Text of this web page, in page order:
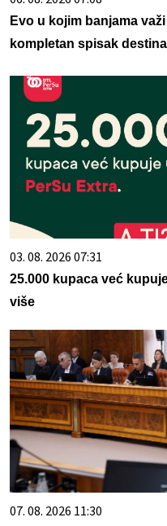
Evo u kojim banjama
kompletan spisak
03. 08. 2026 07:31
25.000 kupaca već
više
07. 08. 2026 11:30